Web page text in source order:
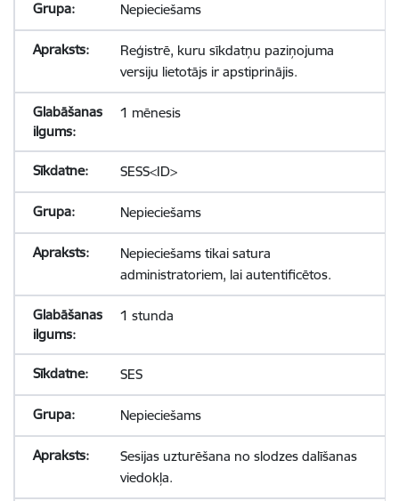
Nepieciešams
Reģistrē, kuru sīkdatņu paziņojuma
versiju lietotājs ir apstiprinājis.
1 mēnesis
SESS<ID>
Nepieciešams
Nepieciešams tikai satura
administratoriem, lai autentificētos.
1 stunda
SES
Nepieciešams
Sesijas uzturēšana no slodzes dalīšanas
viedokļa.